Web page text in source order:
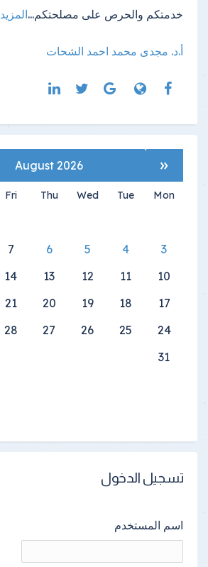
خدمتكم والحرص على مصلحتكم...المزيد
أ.د. مجدى محمد احمد الشحات
«
August 2026
Mon
Tue
Wed
Thu
Fri
3
4
5
6
7
10
11
12
13
14
17
18
19
20
21
24
25
26
27
28
31
تسجيل الدخول
اسم المستخدم